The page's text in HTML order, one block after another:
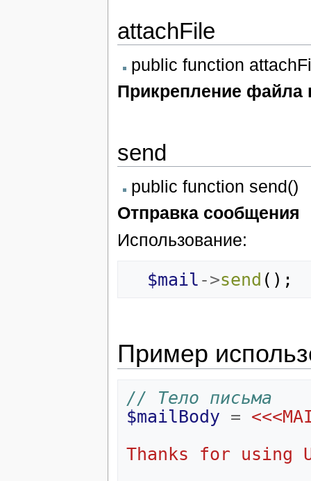
attachFile
public function
Прикрепление файла
send
public function send()
Отправка сообщения
Использование:
$mail ->send ();
Пример
// Тело письма
$mailBody = <<<
Thanks for using